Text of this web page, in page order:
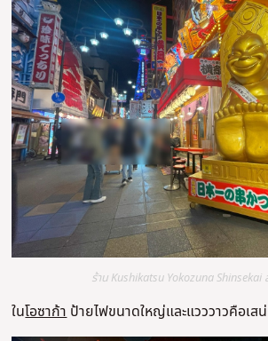
ร้าน Kushikatsu Yokozuna Shinsekai
ในโอซาก้าป้ายไฟขนาดใหญ่และแวววาวคือเส